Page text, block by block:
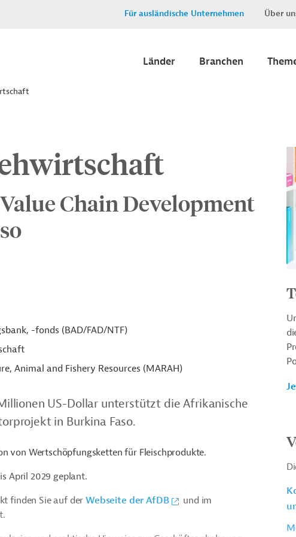
Für ausländische Unternehmen Über
Länder Branchen
Chain Development
-fonds (BAD/FAD/NTF)
Animal and Fishery Resources (MARAH)
US-Dollar unterstützt die Afrikanische
in Burkina Faso.
von Wertschöpfungsketten für Fleischprodukte.
April 2029 geplant.
finden Sie auf derWebseite der AfDB
und im